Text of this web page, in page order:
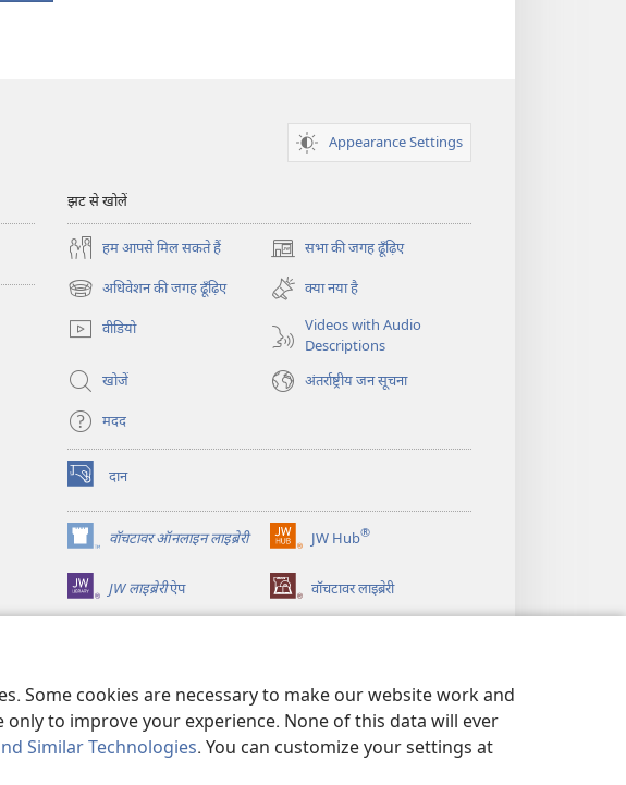
Some cookies are necessary to make our website work and
to improve your experience. None of this data will ever
Similar Technologies. You can customize your settings at
Appearance Settings
झट से खोलें
हम आपसे मिल सकते हैं सभा की जगह ढूँढ़िए
(opens
new
window)
अधिवेशन की जगह ढूँढ़िए
(opens
new
window)
क्या नया है
वीडियो
Videos with Audio
Descriptions
खोजें
अंतर्राष्ट्रीय जन सूचना
मदद
दान
(opens
new
window)
वॉचटावर ऑनलाइन लाइब्रेरी
(opens
new
window)
JW Hub®
(opens
new
window)
JW लाइब्रेरीऐप वॉचटावर लाइब्रेरी